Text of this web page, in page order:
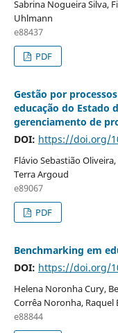
Sabrina Nogueira Silva,
Uhlmann
e88437
PDF
Gestão por
educação do Estado
gerenciamento de
DOI: https://doi.org/
Flávio Sebastião
Terra Argoud
e89067
PDF
Benchmarking em
DOI: https://doi.org/
Helena Noronha Cury,
Corrêa Noronha, Raquel
e88844